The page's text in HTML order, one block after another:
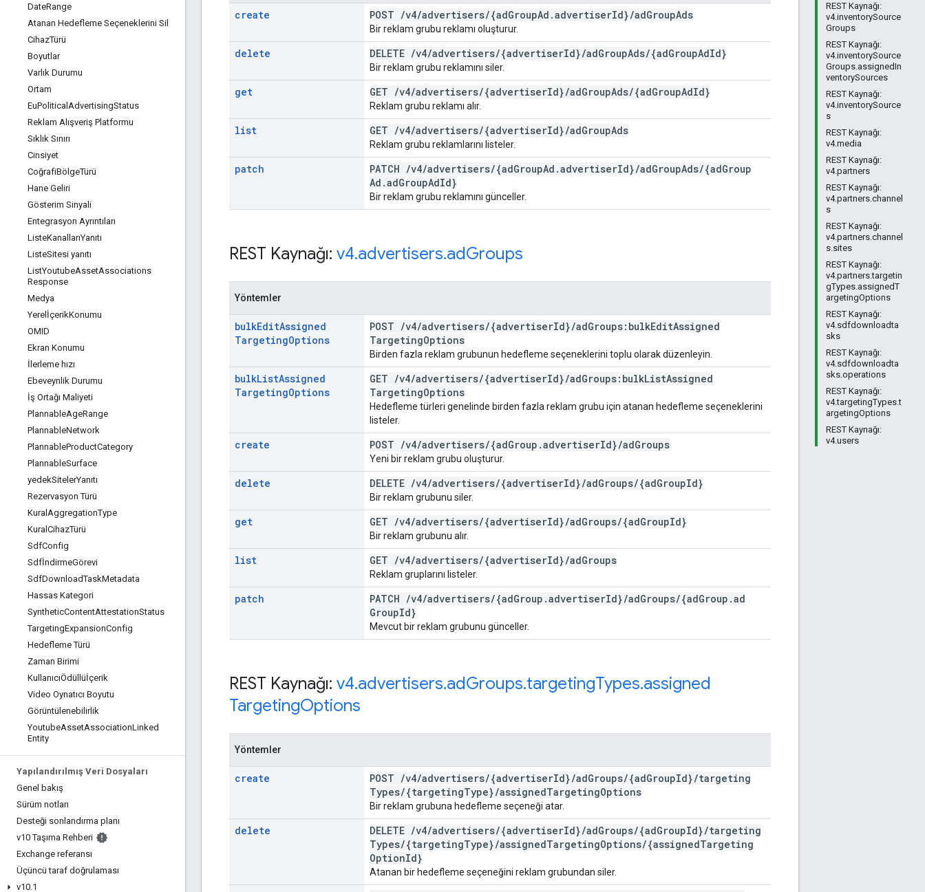
DateRange
Atanan Hedefleme Seçeneklerini Sil
CihazTürü
Boyutlar
Varlık Durumu
Ortam
EuPolitical AdvertisingStatus
Reklam Alışveriş Platformu
Sıklık Sınırı
Cinsiyet
CoğrafiBölgeTürü
Hane Geliri
Gösterim Sinyali
Entegrasyon Ayrıntıları
ListeKanallarıYanıtı
ListeSitesi yanıtı
ListYoutubeAssetAssociations
Response
Medya
YerelİçerikKonumu
OMID
Ekran Konumu
İlerleme hızı
Ebeveynlik Durumu
İş Ortağı Maliyeti
PlannableAgeRange
PlannableNetwork
PlannableProductCategory
PlannableSurface
yedekSitelerYanıtı
Rezervasyon Türü
Kural AggregationType
Kural CihazTürü
SdfConfig
SdfİndirmeGörevi
SdfDownloadTaskMetadata
Hassas Kategori
SyntheticContentAttestationStatus
TargetingExpansionConfig
Hedefleme Türü
Zaman Birimi
KullanıcıÖdüllüİçerik
Video Oynatıcı Boyutu
Görüntülenebilirlik
YoutubeAssetAssociationLinked
Entity
Yapılandırılmış Veri Dosyaları
Genel bakış
Sürüm notları
Desteği sonlandırma planı
v10 Taşıma Rehberi
Exchange referansı
Üçüncü taraf doğrulaması
v10.1
REST Kaynağı:
v4.inventorySource
Groups
REST Kaynağı:
v4.inventorySource
Groups.assignedIn
ventorySources
REST Kaynağı:
v4.inventorySource
s
REST Kaynağı:
v4.media
REST Kaynağı:
v4.partners
REST Kaynağı:
v4.partners.channel
s
REST Kaynağı:
v4.partners.channel
s.sites
REST Kaynağı:
v4.partners.targetin
gTypes.assignedT
argetingOptions
REST Kaynağı:
v4.sdfdownloadta
sks
REST Kaynağı:
v4.sdfdownloadta
sks.operations
REST Kaynağı:
v4.targetingTypes.t
argetingOptions
REST Kaynağı:
v4.users
create POST /v4/advertisers/{adGroupAd .advertiserId}/adGroupAds
Bir reklam grubu reklamı oluşturur.
delete DELETE /v4/advertisers/{advertiserId}/adGroupAds/{adGroupAdId}
Bir reklam grubu reklamını siler.
get GET /v4/advertisers/{advertiserId}/adGroupAds/{adGroupAdId}
Reklam grubu reklamı alır.
list GET /v4/advertisers/{advertiserId}/adGroupAds
Reklam grubu reklamlarını listeler.
patch PATCH /v4/advertisers/{adGroupAd .advertiserId}/adGroupAds/{adGroup
Ad .adGroupAdId}
Bir reklam grubu reklamını günceller.
REST Kaynağı: v4.advertisers.adGroups
Yöntemler
bulkEditAssigned
TargetingOptions
POST /v4/advertisers/{advertiserId}/adGroups:bulkEditAssigned
TargetingOptions
Birden fazla reklam grubunun hedefleme seçeneklerini toplu olarak düzenleyin.
bulkListAssigned
TargetingOptions
GET /v4/advertisers/{advertiserId}/adGroups:bulkListAssigned
TargetingOptions
Hedefleme türleri genelinde birden fazla reklam grubu için atanan hedefleme seçeneklerini
listeler.
create POST /v4/advertisers/{adGroup .advertiserId}/adGroups
Yeni bir reklam grubu oluşturur.
delete DELETE /v4/advertisers/{advertiserId}/adGroups/{adGroupId}
Bir reklam grubunu siler.
get GET /v4/advertisers/{advertiserId}/adGroups/{adGroupId}
Bir reklam grubunu alır.
list GET /v4/advertisers/{advertiserId}/adGroups
Reklam gruplarını listeler.
patch PATCH /v4/advertisers/{adGroup .advertiserId}/adGroups/{adGroup .ad
GroupId}
Mevcut bir reklam grubunu günceller.
REST Kaynağı: v4.advertisers.adGroups.targetingTypes.assigned
TargetingOptions
Yöntemler
create POST /v4/advertisers/{advertiserId}/adGroups/{adGroupId}/targeting
Types/{targetingType}/assignedTargetingOptions
Bir reklam grubuna hedefleme seçeneği atar.
delete DELETE /v4/advertisers/{advertiserId}/adGroups/{adGroupId}/targeting
Types/{targetingType}/assignedTargetingOptions/{assignedTargeting
OptionId}
Atanan bir hedefleme seçeneğini reklam grubundan siler.